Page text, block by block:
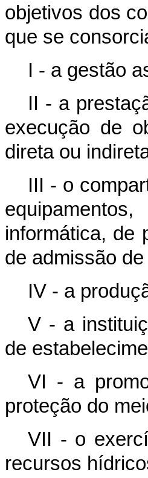
objetivos dos
que se
I - a gestão
II - a
execução de
direta ou
III - o
informática, de
de admissão
IV - a
V - a
de
VI - a
proteção do
VII - o
recursos